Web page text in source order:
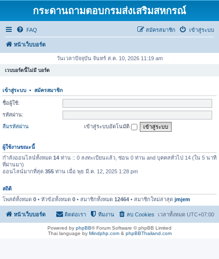
กระดานถามตอบกรมส่งเสริมสหกรณ์
FAQ เข้าสู่ระบบ
สมัครสมาชิก
หน้าเว็บบอร์ด
วันเวลาปัจจุบัน จันทร์ ส.ค. 10, 2026 11:19 am
เวบบอร์ดนี้ไม่มี บอร์ด
เข้าสู่ระบบ • สมัครสมาชิก
ชื่อผู้ใช้:
รหัสผ่าน:
ลืมรหัสผ่าน เข้าสู่ระบบอัตโนมัติ
ผู้ใช้งานขณะนี้
กำลังออนไลน์ทั้งหมด 14 ท่าน :: 0 ลงทะเบียนแล้ว, ซ่อน 0 ท่าน and บุคคลทั่วไป 14 (ใน 5 นาที
ที่ผ่านมา)
ออนไลน์มากที่สุด 355 ท่าน เมื่อ พุธ มี.ค. 12, 2025 1:28 pm
สถิติ
โพสต์ทั้งหมด 0 • หัวข้อทั้งหมด 0 • สมาชิกทั้งหมด 12464 • สมาชิกใหม่ล่าสุด jmjem
หน้าเว็บบอร์ด เวลาทั้งหมด UTC+07:00
ลบ Cookies
ทีมงาน
ติดต่อเรา
Powered by phpBB® Forum Software © phpBB Limited
Thai language by Mindphp.com& phpBBThailand.com